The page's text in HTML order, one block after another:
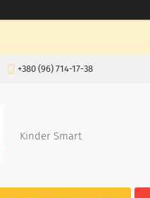
+380 (96) 714-17-38
Kinder Smart